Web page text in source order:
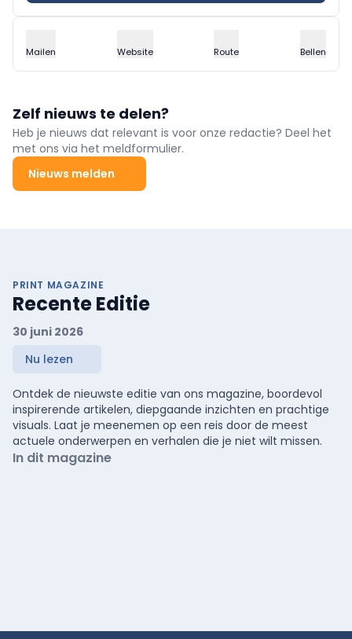
Mailen Website Route Bellen
Zelf nieuws te delen?
Heb je nieuws dat relevant is voor onze redactie? Deel het
met ons via het meldformulier.
Nieuws melden
PRINT MAGAZINE
Recente Editie
30 juni 2026
Nu lezen
Ontdek de nieuwste editie van ons magazine, boordevol
inspirerende artikelen, diepgaande inzichten en prachtige
visuals. Laat je meenemen op een reis door de meest
actuele onderwerpen en verhalen die je niet wilt missen.
In dit magazine